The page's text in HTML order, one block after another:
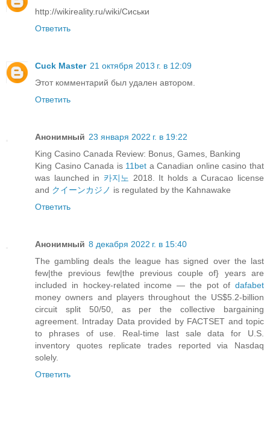
http://wikireality.ru/wiki/Сиськи
Ответить
Cuck Master 21 октября 2013 г. в 12:09
Этот комментарий был удален автором.
Ответить
Анонимный 23 января 2022 г. в 19:22
King Casino Canada Review: Bonus, Games, Banking
King Casino Canada is 11bet a Canadian online casino that
was launched in 카지노
2018. It holds a Curacao license
and クイーンカジノ is regulated by the Kahnawake
Ответить
Анонимный 8 декабря 2022 г. в 15:40
The gambling deals the league has signed over the last
few|the previous few|the previous couple of} years are
included in hockey-related income — the pot of dafabet
money owners and players throughout the US$5.2-billion
circuit split 50/50, as per the collective bargaining
agreement. Intraday Data provided by FACTSET and topic
to phrases of use. Real-time last sale data for U.S.
inventory quotes replicate trades reported via Nasdaq
solely.
Ответить